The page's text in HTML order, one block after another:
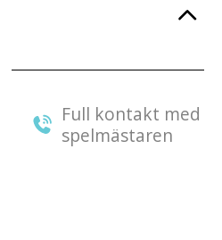
Full kontakt med
spelmästaren